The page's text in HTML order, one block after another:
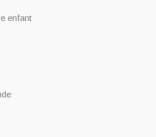
enfant